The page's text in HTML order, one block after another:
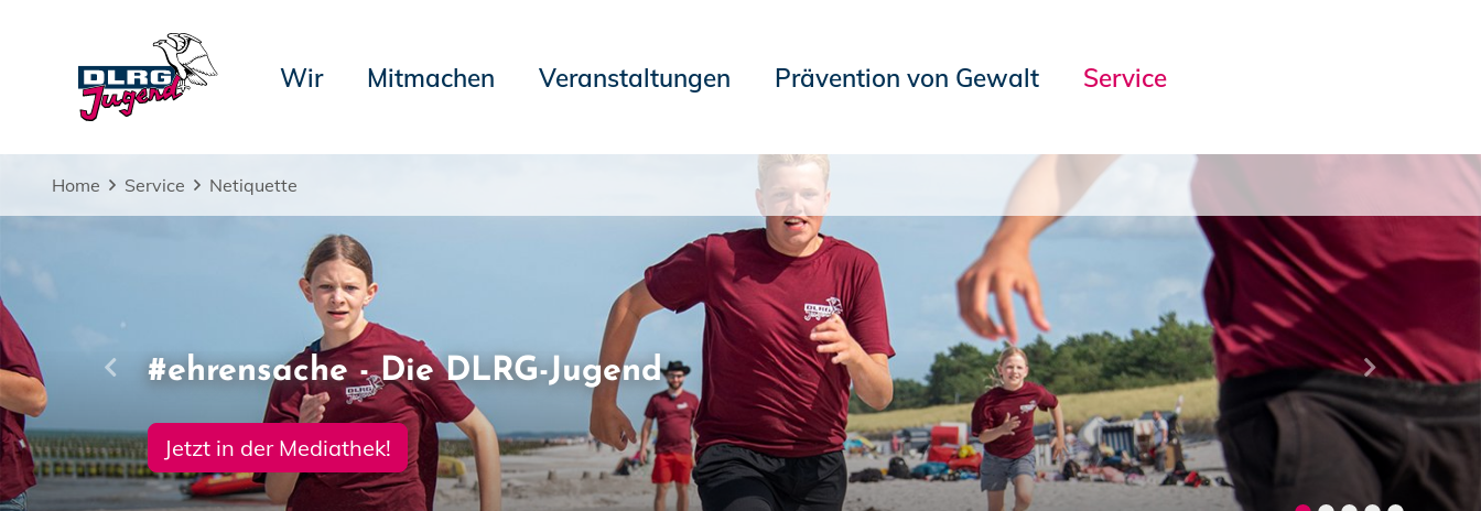
Wir Mitmachen Veranstaltungen Prävention von Gewalt Service
Home Service Netiquette
#ehrensache - Die DLRG-Jugend
Jetzt in der Mediathek!
Miterleben, mitmachen, mitdiskutieren!
zum Bildungs- und Veranstaltungsprogramm
Letzte Nächste